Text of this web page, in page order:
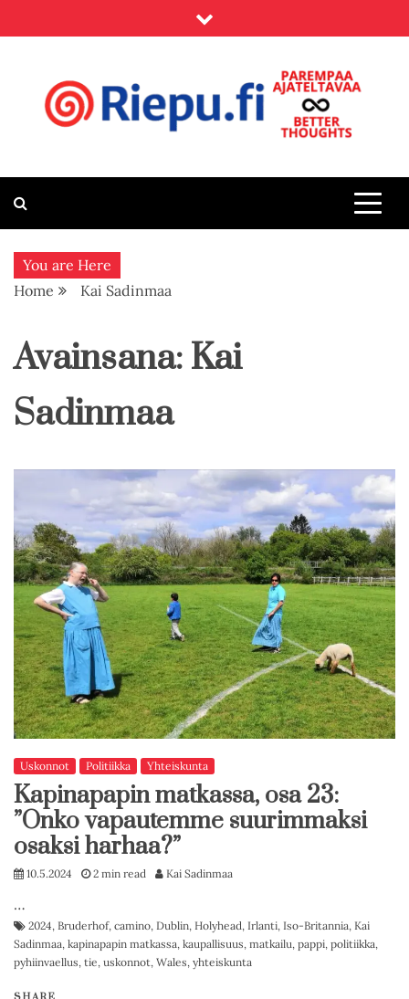
to
Riepu.fi
You are Here
Home
Kai Sadinmaa
Avainsana: Kai
Sadinmaa
Uskonnot Politiikka Yhteiskunta
Kapinapapin matkassa, osa 23:
”Onko vapautemme suurimmaksi
osaksi harhaa?”
10.5.2024 2 min read Kai Sadinmaa
…
2024, Bruderhof, camino, Dublin, Holyhead, Irlanti, Iso-Britannia, Kai
Sadinmaa, kapinapapin matkassa, kaupallisuus, matkailu, pappi, politiikka,
pyhiinvaellus, tie, uskonnot, Wales, yhteiskunta